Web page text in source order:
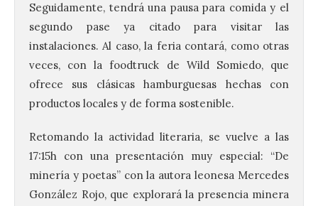
Seguidamente, tendrá una pausa para comida y el
segundo pase ya citado para visitar las
instalaciones. Al caso, la feria contará, como otras
veces, con la foodtruck de Wild Somiedo, que
ofrece sus clásicas hamburguesas hechas con
productos locales y de forma sostenible.
Retomando la actividad literaria, se vuelve a las
17:15h con una presentación muy especial: “De
minería y poetas” con la autora leonesa Mercedes
González Rojo, que explorará la presencia minera